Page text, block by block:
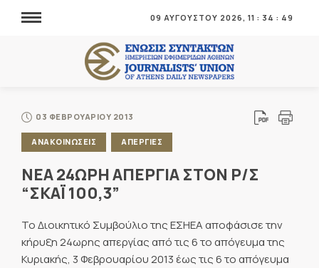
09 ΑΥΓΟΥΣΤΟΥ 2026, 11 : 34 : 50
03 ΦΕΒΡΟΥΑΡΙΟΥ 2013
ΑΝΑΚΟΙΝΩΣΕΙΣ ΑΠΕΡΓΙΕΣ
ΝΕΑ 24ΩΡΗ ΑΠΕΡΓΙΑ ΣΤΟΝ Ρ/Σ
“ΣΚΑΪ 100,3”
Το Διοικητικό Συμβούλιο της ΕΣΗΕΑ αποφάσισε την
κήρυξη 24ωρης απεργίας από τις 6 το απόγευμα της
Κυριακής, 3 Φεβρουαρίου 2013 έως τις 6 το απόγευμα